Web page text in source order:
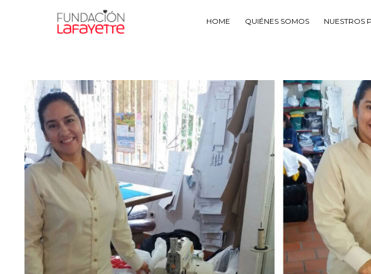
HOME QUIÉNES SOMOS NUESTROS